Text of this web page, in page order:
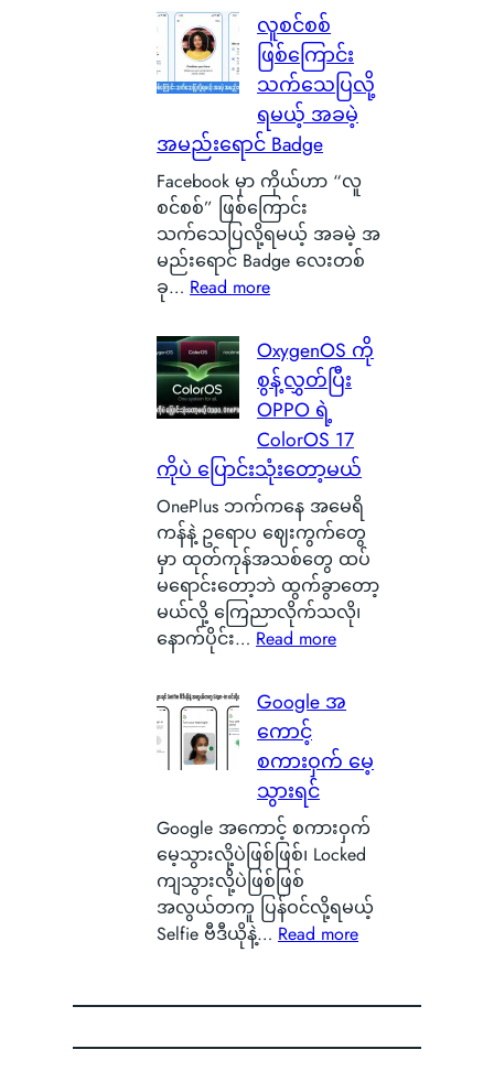
မြို့
ရဲ့
ကေ
း
က
င်
ပေ
ါ်
မှ
န
ဂါ
း
တ
ကေ
ာ
င်
အ
မှ
န်
တ
ယ်
ပျံ
သ
နေ
တ
ာ
ကို
မြ
င်
ခဲ့
လို့
i
l
i
c
n
C
a
r
b
o
B
a
t
t
r
ဆို
တ
ာ
ဘ
ာ
လဲ
ဒ
ါ
ဟ
m
a
r
t
p
e
လူစင်စစ်
ဖြစ်ကြောင်း
သက်သေပြလို့
ရမယ့် အခမဲ့
အမည်းရောင် Badge
Facebook မှာ ကိုယ်ဟာ “လူ
စင်စစ်” ဖြစ်ကြောင်း
သက်သေပြလို့ရမယ့် အခမဲ့ အ
မည်းရောင် Badge လေးတစ်
ခု… Read more:
စ
င်
စ
စ်
ဖြ
စ်
ကြေ
ာ
င်
း
သ
က်
လို့
ရ
မ
ယ့်
အ
ခ
မဲ့
အ
မ
ည်
ရေ
င်
OxygenOS ကို
စွန့်လွှတ်ပြီး
OPPO ရဲ့
ColorOS 17
ကိုပဲ ပြောင်းသုံးတော့မယ်
OnePlus ဘက်ကနေ အမေရိ
ကန်နဲ့ ဥရောပ ဈေးကွက်တွေ
မှာ ထုတ်ကုန်အသစ်တွေ ထပ်
မရောင်းတော့ဘဲ ထွက်ခွာတော့
မယ်လို့ ကြေညာလိုက်သလို၊
နောက်ပိုင်း… Read more:
y
g
e
O
S
စွ
န့်
ပြီ
Google အ
ကောင့်
စကားဝှက် မေ့
သွားရင်
Google အကောင့် စကားဝှက်
မေ့သွားလို့ပဲဖြစ်ဖြစ်၊ Locked
ကျသွားလို့ပဲဖြစ်ဖြစ်
အလွယ်တကူ ပြန်ဝင်လို့ရမယ့်
Selfie ဗီဒီယိုနဲ့… Read more:
o